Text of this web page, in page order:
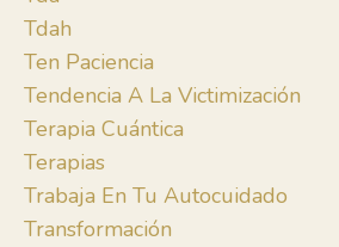
Tdah
Ten Paciencia
Tendencia A La Victimización
Terapia Cuántica
Terapias
Trabaja En Tu Autocuidado
Transformación